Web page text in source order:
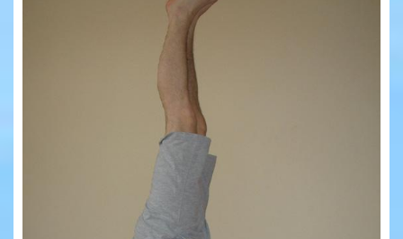
Yoga Travel
Blog
Joga